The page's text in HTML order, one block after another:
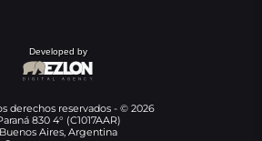
Developed by
derechos reservados - © 2026
830 4° (C1017AAR)
Buenos Aires, Argentina